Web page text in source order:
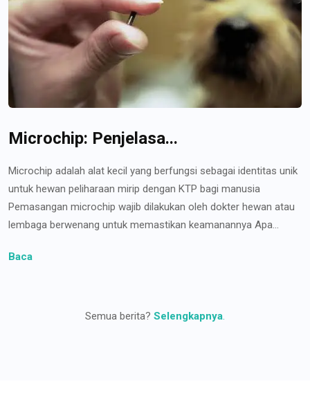
Microchip: Penjelasa...
Microchip adalah alat kecil yang berfungsi sebagai identitas unik
untuk hewan peliharaan mirip dengan KTP bagi manusia
Pemasangan microchip wajib dilakukan oleh dokter hewan atau
lembaga berwenang untuk memastikan keamanannya Apa...
Baca
Semua berita? Selengkapnya